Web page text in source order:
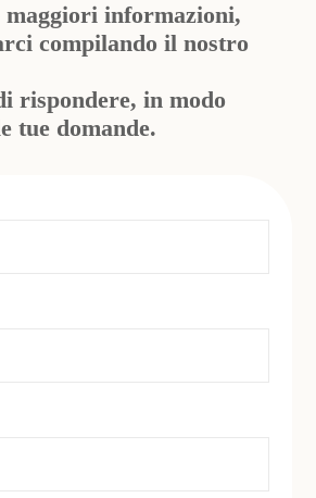
informazioni,
compilando il nostro
rispondere, in modo
tue domande.